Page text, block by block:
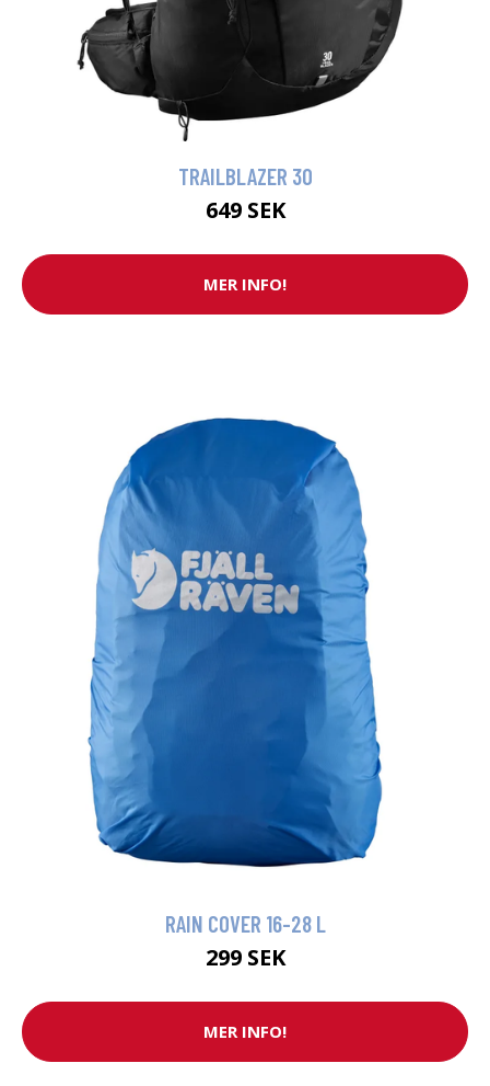
TRAILBLAZER 30
649 SEK
MER INFO!
RAIN COVER 16-28 L
299 SEK
MER INFO!